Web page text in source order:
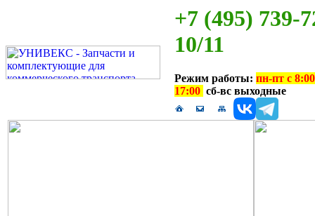
+7 (495) 739-
10/11
Режим работы: пн-пт с
17:00 сб-вс выходные